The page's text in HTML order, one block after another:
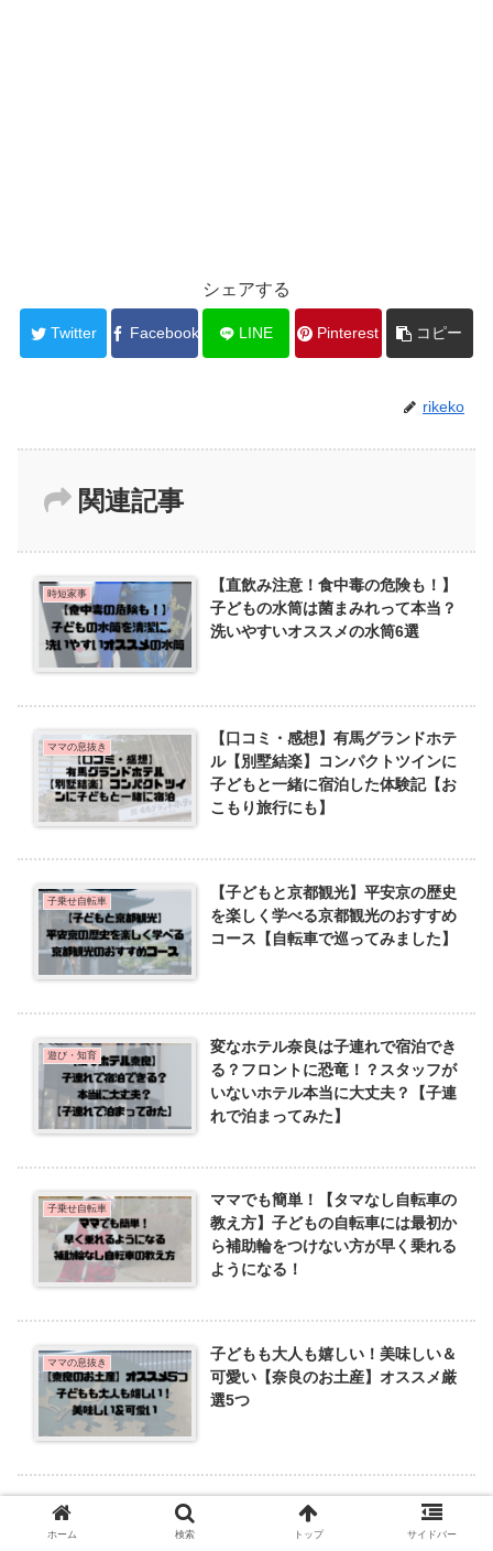
シェアする
Twitter Facebook LINE Pinterest コピー
rikeko
関連記事
時短家事
【直飲み注意！食中毒の危険も！】
子どもの水筒は菌まみれって本当？
洗いやすいオススメの水筒6選
ママの息抜き
【口コミ・感想】有馬グランドホテ
ル【別墅結楽】コンパクトツインに
子どもと一緒に宿泊した体験記【お
こもり旅行にも】
子乗せ自転車
【子どもと京都観光】平安京の歴史
を楽しく学べる京都観光のおすすめ
コース【自転車で巡ってみました】
遊び・知育
変なホテル奈良は子連れで宿泊でき
る？フロントに恐竜！？スタッフが
いないホテル本当に大丈夫？【子連
れで泊まってみた】
子乗せ自転車
ママでも簡単！【タマなし自転車の
教え方】子どもの自転車には最初か
ら補助輪をつけない方が早く乗れる
ようになる！
ママの息抜き
子どもも大人も嬉しい！美味しい＆
可愛い【奈良のお土産】オススメ厳
選5つ
ホーム 検索 トップ サイドバー